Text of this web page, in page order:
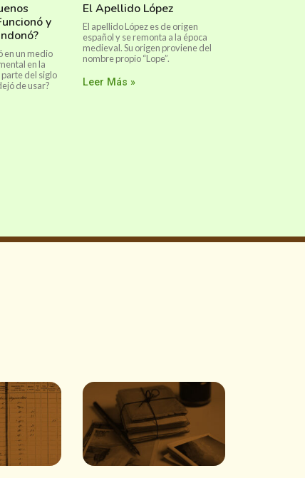
y
en un medio
en la
del siglo
de usar?
El Apellido López
El apellido López es de origen
español y se remonta a la época
medieval. Su origen proviene del
nombre propio “Lope”.
Leer Más »